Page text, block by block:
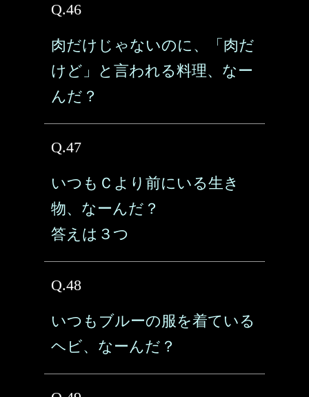
Q.46
肉だけじゃないのに、「肉だ
けど」と言われる料理、なー
んだ？
Q.47
いつもＣより前にいる生き
物、なーんだ？
答えは３つ
Q.48
いつもブルーの服を着ている
ヘビ、なーんだ？